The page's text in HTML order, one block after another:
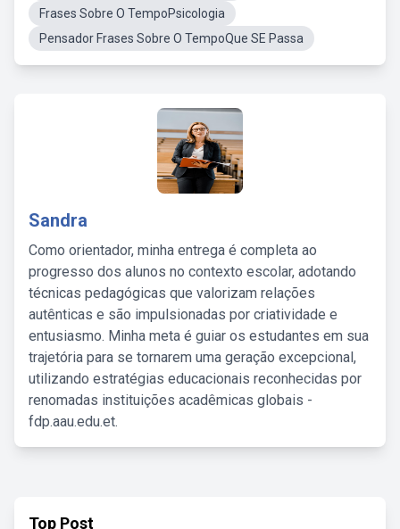
Frases Sobre O TempoPsicologia
Pensador Frases Sobre O TempoQue SE Passa
Sandra
Como orientador, minha entrega é completa ao
progresso dos alunos no contexto escolar, adotando
técnicas pedagógicas que valorizam relações
autênticas e são impulsionadas por criatividade e
entusiasmo. Minha meta é guiar os estudantes em sua
trajetória para se tornarem uma geração excepcional,
utilizando estratégias educacionais reconhecidas por
renomadas instituições acadêmicas globais -
fdp.aau.edu.et.
Top Post